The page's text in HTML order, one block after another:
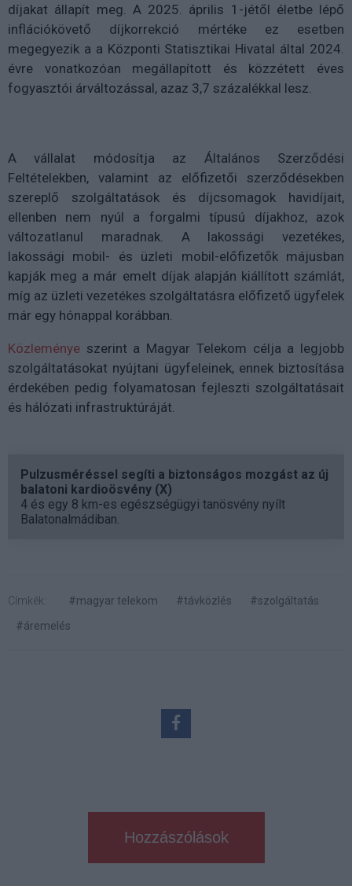
díjakat állapít meg. A 2025. április 1-jétől életbe lépő
inflációkövető díjkorrekció mértéke ez esetben
megegyezik a a Központi Statisztikai Hivatal által 2024.
évre vonatkozóan megállapított és közzétett éves
fogyasztói árváltozással, azaz 3,7 százalékkal lesz.
A vállalat módosítja az Általános Szerződési
Feltételekben, valamint az előfizetői szerződésekben
szereplő szolgáltatások és díjcsomagok havidíjait,
ellenben nem nyúl a forgalmi típusú díjakhoz, azok
változatlanul maradnak. A lakossági vezetékes,
lakossági mobil- és üzleti mobil-előfizetők májusban
kapják meg a már emelt díjak alapján kiállított számlát,
míg az üzleti vezetékes szolgáltatásra előfizető ügyfelek
már egy hónappal korábban.
Közleménye szerint a Magyar Telekom célja a legjobb
szolgáltatásokat nyújtani ügyfeleinek, ennek biztosítása
érdekében pedig folyamatosan fejleszti szolgáltatásait
és hálózati infrastruktúráját.
Pulzusméréssel segíti a biztonságos mozgást az új
balatoni kardioösvény (X)
4 és egy 8 km-es egészségügyi tanösvény nyílt
Balatonalmádiban.
Címkék: #magyar telekom #távközlés
#szolgáltatás
#áremelés
Hozzászólások